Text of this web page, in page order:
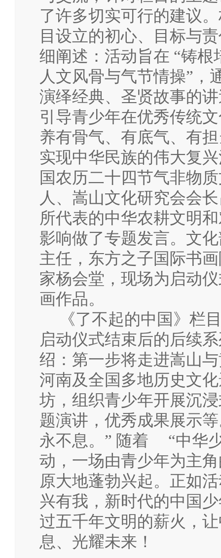
了许多切实可行的建议
目设立的初心、目标与
细阐述：活动旨在 “铸
人文风骨与气节情操”，
演绎经典、圣贤故事的
引导青少年在优秀传统
养有骨气、有底气、有
实现中华民族的伟大复
国农历二十四节气非物
人、嵩山文化研究会会
所代表的中华农耕文明
影响做了专题发言。文
主任，东方之子国际书
家杨会堂，现场为启动
画作品。
《了不起的中国》栏
启动仪式结束后的后续
绍：第一步将走进嵩山
河南及全国多地历史文
坊，组织青少年开展沉
题演讲，优秀成果展示
永不息。” 随着 “中华
动，一场由青少年为主
原大地蓬勃兴起。正如
兴有我，新时代的中国
过五千年文明的薪火，
息、光耀未来！